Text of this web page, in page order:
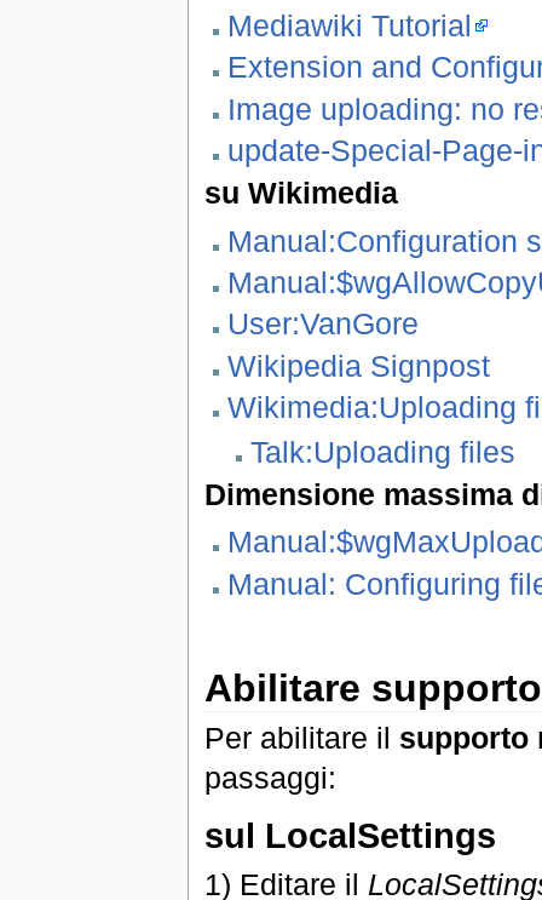
Mediawiki Tutorial
Extension and
Image uploading: no
update-Special-Page-
su Wikimedia
Manual:Configuration
User:VanGore
Wikipedia Signpost
Wikimedia:Uploading
Talk:Uploading files
Dimensione massima
Manual: Configuring
Abilitare
Per abilitare il supporto
passaggi:
sul LocalSettings
1) Editare il